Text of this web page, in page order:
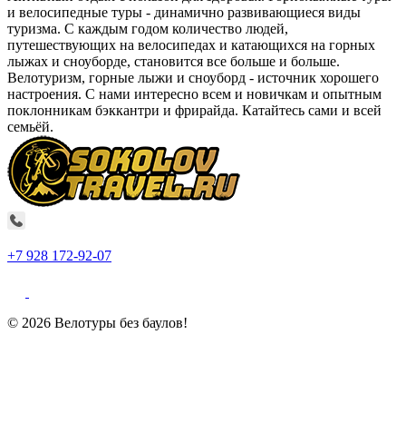
и велосипедные туры - динамично развивающиеся виды
туризма. С каждым годом количество людей,
путешествующих на велосипедах и катающихся на горных
лыжах и сноуборде, становится все больше и больше.
Велотуризм, горные лыжи и сноуборд - источник хорошего
настроения. С нами интересно всем и новичкам и опытным
поклонникам бэккантри и фрирайда. Катайтесь сами и всей
семьёй.
+7 928 172-92-07
© 2026 Велотуры без баулов!